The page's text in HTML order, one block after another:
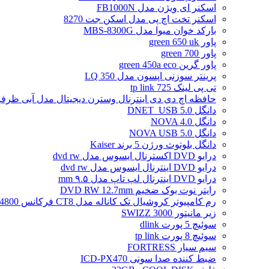
اسکنر ای ویژن مدل FB1000N
اسکنر تخت اچ پی مدل اسکن جت 8270
بارکد خوان میوا مدل MBS-8300G
پاور green 650 uk
پاور green 700
پاور گرین green 450a eco
پرینتر سوزنی اپسون مدل LQ 350
تی پی لینک tp link 725
حافظه اچ دی دی اینترنال وسترن دیجیتال مدل آبی ظرفیت 2
دانگل DNET_USB 5.0
دانگل NOVA 4.0
دانگل NOVA USB 5.0
دانگل بلوتوث ورژن 5 برند Kaiser
درایو DVD اکسترنال ایسوس مدل dvd rw
درایو DVD اینترنال ایسوس مدل dvd rw
درایو DVD اینترنال لپ تاپ مدل ۹.۵ mm
رایتر نوت بوک ضخیم DVD RW 12.7mm
رم کامپیوتر کروشیال تک کاناله مدل CT8 فرکانس 4800 مگاهرتز DDR5 تایمینگ CL40 حافظه 8 گیگابایت
زیر مانیتور SWIZZ 3000
سوئیچ 5 پورت dlink
سوئیچ 8 پورت tp link
سیم سیار FORTRESS
ضبط کننده صدا سونی ICD-PX470